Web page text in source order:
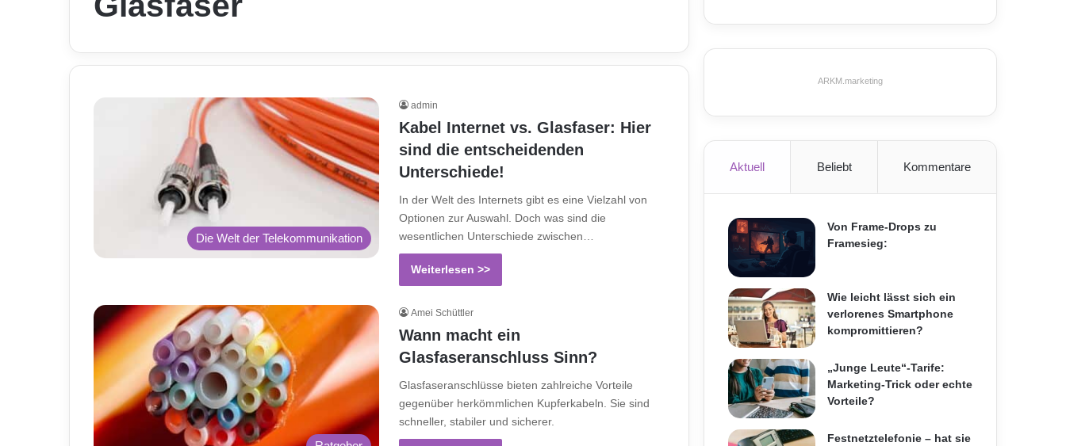
Die Welt der Telekommunikation
admin
Kabel Internet vs. Glasfaser: Hier
sind die entscheidenden
Unterschiede!
In der Welt des Internets gibt es eine Vielzahl von
Optionen zur Auswahl. Doch was sind die
wesentlichen Unterschiede zwischen…
Weiterlesen >>
Amei Schüttler
Wann macht ein
Glasfaseranschluss Sinn?
Glasfaseranschlüsse bieten zahlreiche Vorteile
gegenüber herkömmlichen Kupferkabeln. Sie sind
schneller, stabiler und sicherer.
ARKM.marketing
Aktuell Beliebt Kommentare
Von Frame-Drops zu
Framesieg:
Wie leicht lässt sich ein
verlorenes Smartphone
kompromittieren?
„Junge Leute“-Tarife:
Marketing-Trick oder echte
Vorteile?
Festnetztelefonie – hat sie